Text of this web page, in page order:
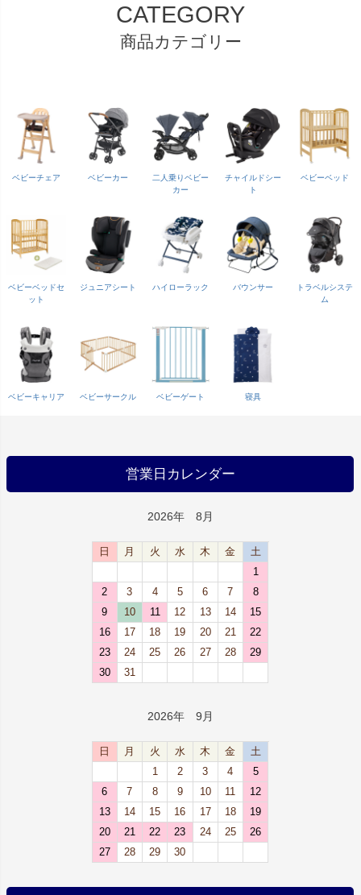
CATEGORY
商品カテゴリー
ベビーチェア ベビーカー
二人乗りベビー
カー
チャイルドシー
ト
ベビーベッド
ベビーベッドセ
ット
ジュニアシート ハイローラック バウンサー
トラベルシステ
ム
ベビーキャリア ベビーサークル ベビーゲート 寝具
営業日カレンダー
2026年 8月
日 月 火 水 木 金
土
1
2
3 4 5 6 7
8
9
10 11 12 13 14
15
16
17 18 19 20 21
22
23
24 25 26 27 28
29
30
31
2026年 9月
日 月 火 水 木 金
土
1
2 3 4
5
6
7 8 9 10 11
12
13
14 15 16 17 18
19
20
21 22 23 24 25
26
27
28 29 30